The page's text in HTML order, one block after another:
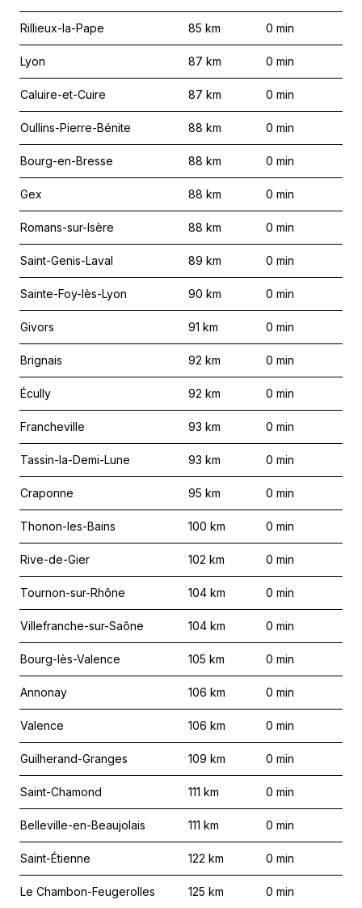
Rillieux-la-Pape 85 km 0 min
Lyon 87 km 0 min
Caluire-et-Cuire 87 km 0 min
Oullins-Pierre-Bénite 88 km 0 min
Bourg-en-Bresse 88 km 0 min
Gex 88 km 0 min
Romans-sur-Isère 88 km 0 min
Saint-Genis-Laval 89 km 0 min
Sainte-Foy-lès-Lyon 90 km 0 min
Givors 91 km 0 min
Brignais 92 km 0 min
Écully 92 km 0 min
Francheville 93 km 0 min
Tassin-la-Demi-Lune 93 km 0 min
Craponne 95 km 0 min
Thonon-les-Bains 100 km 0 min
Rive-de-Gier 102 km 0 min
Tournon-sur-Rhône 104 km 0 min
Villefranche-sur-Saône 104 km 0 min
Bourg-lès-Valence 105 km 0 min
Annonay 106 km 0 min
Valence 106 km 0 min
Guilherand-Granges 109 km 0 min
Saint-Chamond 111 km 0 min
Belleville-en-Beaujolais 111 km 0 min
Saint-Étienne 122 km 0 min
Le Chambon-Feugerolles 125 km 0 min